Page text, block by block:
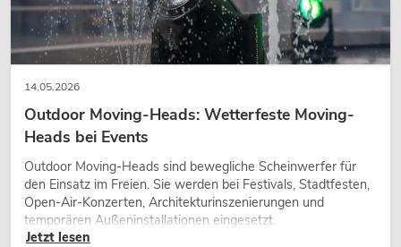
14.05.2026
Outdoor Moving-Heads: Wetterfeste Moving-
Heads bei Events
Outdoor Moving-Heads sind bewegliche Scheinwerfer für
den Einsatz im Freien. Sie werden bei Festivals, Stadtfesten,
Open-Air-Konzerten, Architekturinszenierungen und
temporären Außeninstallationen eingesetzt.
Jetzt lesen